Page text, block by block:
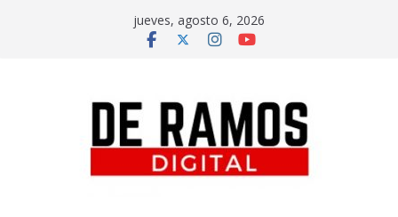
jueves, agosto 6, 2026